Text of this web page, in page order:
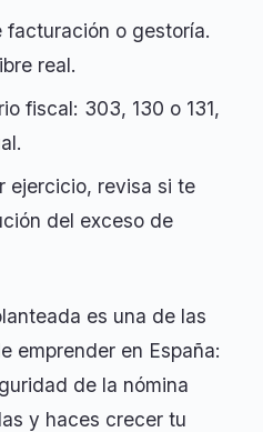
o gestoría.
real.
fiscal: 303, 130 o 131,
ejercicio, revisa si te
del exceso de
es una de las
emprender en España:
de la nómina
y haces crecer tu